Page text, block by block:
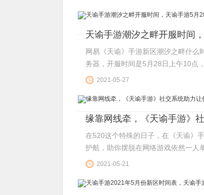
天谕手游潮汐之畔开服时间
网易《天谕》手游新区潮汐之畔什么
务器，开服时间是5月28日上午10点
2021-05-27
缘靠网线牵，《天谕手游》
在520这个特殊的日子，在《天谕》
护航，助你摆脱在网络游戏依然一人
2021-05-21